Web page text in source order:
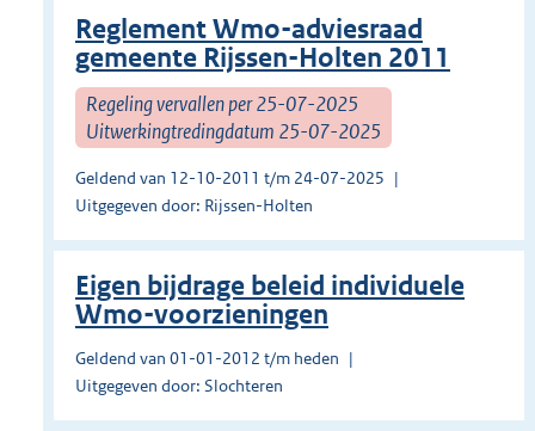
Reglement Wmo-adviesraad
gemeente Rijssen-Holten 2011
Regeling vervallen per 25-07-2025
Uitwerkingtredingdatum 25-07-2025
Geldend van 12-10-2011 t/m 24-07-2025
Uitgegeven door: Rijssen-Holten
Eigen bijdrage beleid individuele
Wmo-voorzieningen
Geldend van 01-01-2012 t/m heden
Uitgegeven door: Slochteren